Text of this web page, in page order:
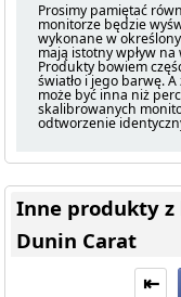
Prosimy pamiętać
monitorze będzie
wykonane w
mają istotny wpływ
Produkty bowiem
światło i jego barwę.
może być inna niż
skalibrowanych
odtworzenie
Inne produkty
Dunin Carat
⇤